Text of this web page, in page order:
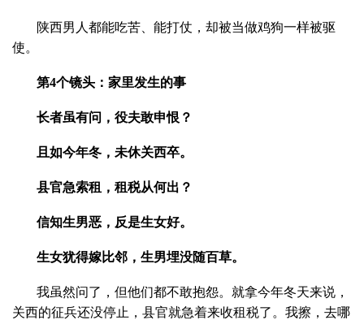
陕西男人都能吃苦、能打仗，却被当做鸡狗一样被驱
使。
第4个镜头：家里发生的事
长者虽有问，役夫敢申恨？
且如今年冬，未休关西卒。
县官急索租，租税从何出？
信知生男恶，反是生女好。
生女犹得嫁比邻，生男埋没随百草。
我虽然问了，但他们都不敢抱怨。就拿今年冬天来说，
关西的征兵还没停止，县官就急着来收租税了。我擦，去哪